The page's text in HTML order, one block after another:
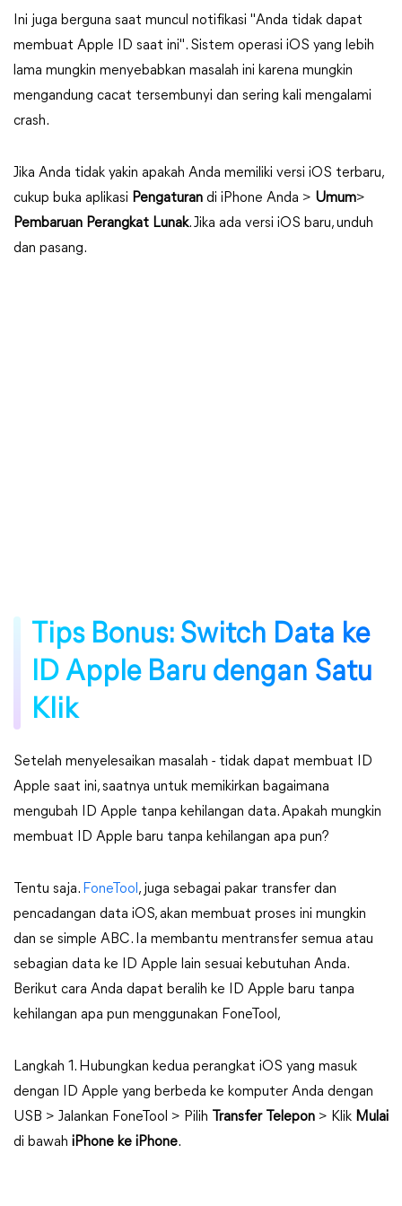
Ini juga berguna saat muncul notifikasi "Anda tidak dapat
membuat Apple ID saat ini". Sistem operasi iOS yang lebih
lama mungkin menyebabkan masalah ini karena mungkin
mengandung cacat tersembunyi dan sering kali mengalami
crash.
Jika Anda tidak yakin apakah Anda memiliki versi iOS terbaru,
cukup buka aplikasi Pengaturan di iPhone Anda > Umum>
Pembaruan Perangkat Lunak. Jika ada versi iOS baru, unduh
dan pasang.
Tips Bonus: Switch Data ke
ID Apple Baru dengan Satu
Klik
Setelah menyelesaikan masalah - tidak dapat membuat ID
Apple saat ini, saatnya untuk memikirkan bagaimana
mengubah ID Apple tanpa kehilangan data. Apakah mungkin
membuat ID Apple baru tanpa kehilangan apa pun?
Tentu saja. FoneTool , juga sebagai pakar transfer dan
pencadangan data iOS, akan membuat proses ini mungkin
dan se simple ABC. Ia membantu mentransfer semua atau
sebagian data ke ID Apple lain sesuai kebutuhan Anda.
Berikut cara Anda dapat beralih ke ID Apple baru tanpa
kehilangan apa pun menggunakan FoneTool,
Langkah 1. Hubungkan kedua perangkat iOS yang masuk
dengan ID Apple yang berbeda ke komputer Anda dengan
USB > Jalankan FoneTool > Pilih
Transfer Telepon > Klik Mulai
di bawah iPhone ke iPhone.